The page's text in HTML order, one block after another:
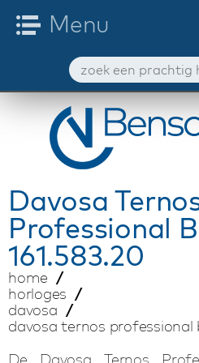
Davosa
Professional
161.583.20
home
horloges
davosa
davosa ternos professional